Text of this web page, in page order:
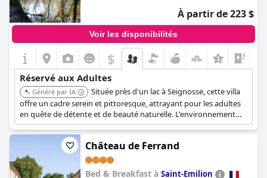
À partir de 223 $
Voir les disponibilités
$
Réservé aux Adultes
Généré par IA
Située près d'un lac à Seignosse, cette villa
offre un cadre serein et pittoresque, attrayant pour les adultes
en quête de détente et de beauté naturelle. L'environnement
tranquille favorise une escapade paisible.
Château de Ferrand
Bed & Breakfast à Saint-Emilion